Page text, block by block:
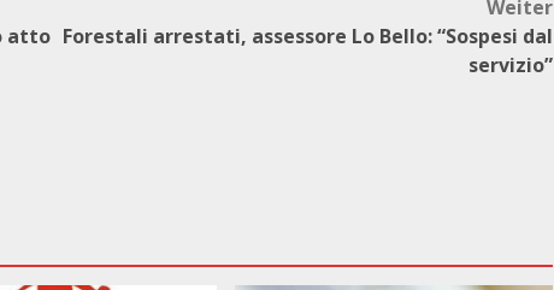
atto
Weiter
Forestali arrestati, assessore Lo Bello: “Sospesi dal
servizio”